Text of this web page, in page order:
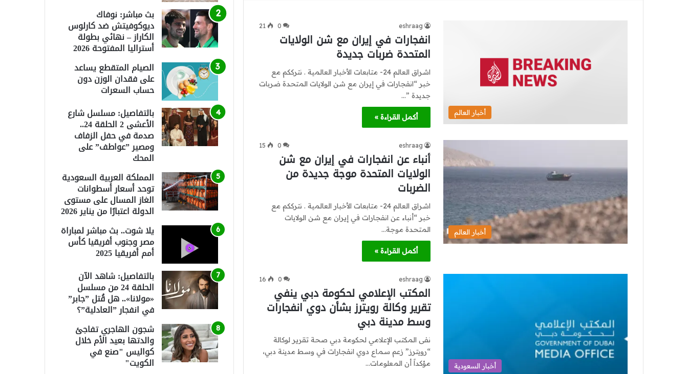
أخبار العالم
eshraag
0
21
انفجارات في إيران مع شن الولايات
المتحدة ضربات جديدة
اشراق العالم 24- متابعات الأخبار العالمية . نترككم مع
خبر “انفجارات في إيران مع شن الولايات المتحدة ضربات
جديدة ”…
أكمل القراءة »
أخبار العالم
eshraag
0
15
أنباء عن انفجارات في إيران مع شن
الولايات المتحدة موجة جديدة من
الضربات
اشراق العالم 24- متابعات الأخبار العالمية . نترككم مع
خبر “أنباء عن انفجارات في إيران مع شن الولايات
المتحدة موجة…
أكمل القراءة »
أخبار السعودية
eshraag
0
16
المكتب الإعلامي لحكومة دبي ينفي
تقرير وكالة رويترز بشأن دوي انفجارات
وسط مدينة دبي
نفى المكتب الإعلامي لحكومة دبي صحة تقرير لوكالة
“رويترز” زعم سماع دوي انفجارات في وسط مدينة دبي،
مؤكداً أن المعلومات…
بث مباشر: نوفاك
ديوكوفيتش ضد كارلوس
الكاراز – نهائي بطولة
أستراليا المفتوحة 2026
الصيام المتقطع يساعد
على فقدان الوزن دون
حساب السعرات
بالتفاصيل: مسلسل شارع
الأعشى 2 الحلقة 24..
صدمة في حفل الزفاف
ومصير ”عواطف” على
المحك
المملكة العربية السعودية
توحد أسعار أسطوانات
الغاز المسال على مستوى
الدولة اعتبارًا من يناير 2026
يلا شوت.. بث مباشر لمباراة
مصر وجنوب أفريقيا كأس
أمم أفريقيا 2025
بالتفاصيل: شاهد الآن
الحلقة 24 من مسلسل
«مولانا».. هل قُتل ”جابر”
في انفجار ”العادلية”؟
شجون الهاجري تفاجئ
والدتها بعيد الأم خلال
كواليس "صنع في
الكويت"